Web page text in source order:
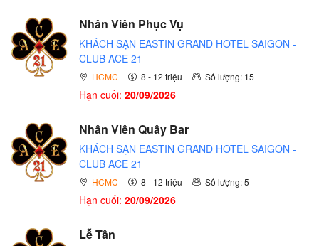
Nhân Viên Phục Vụ
KHÁCH SẠN EASTIN GRAND HOTEL SAIGON -
CLUB ACE 21
HCMC 8 - 12 triệu Số lượng: 15
Hạn cuối: 20/09/2026
Nhân Viên Quây Bar
KHÁCH SẠN EASTIN GRAND HOTEL SAIGON -
CLUB ACE 21
HCMC 8 - 12 triệu Số lượng: 5
Hạn cuối: 20/09/2026
Lễ Tân